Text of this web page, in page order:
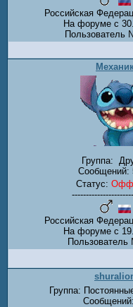
Российская
На форуме с
Пользователь
Группа:
Сообщений:
Статус:
Российская
На форуме с
Группа:
Сообщений: